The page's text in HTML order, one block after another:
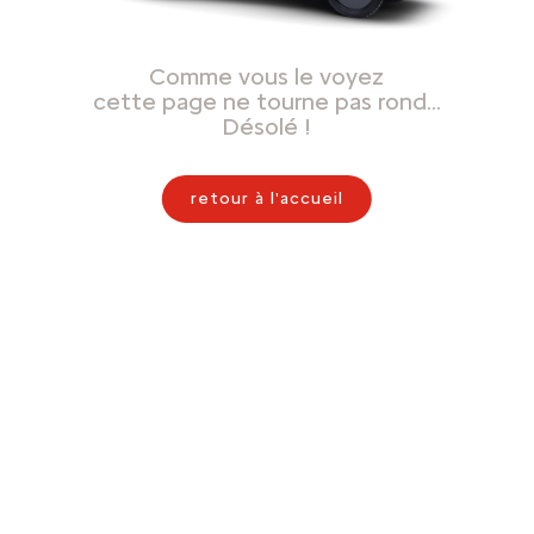
Comme vous le voyez
cette page ne tourne pas rond…
Désolé !
retour à l'accueil